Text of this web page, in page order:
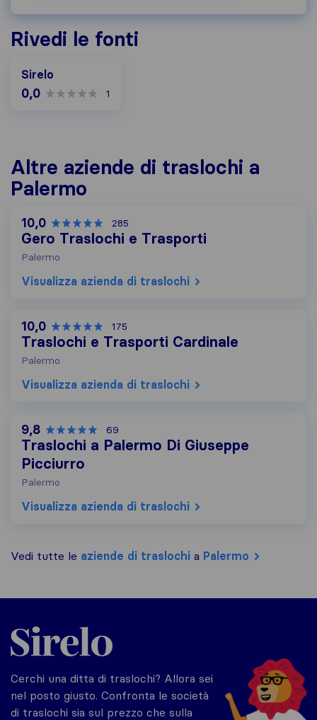
Rivedi le fonti
Sirelo
0,0 1
Altre aziende di traslochi a
Palermo
10,0 285
Gero Traslochi e Trasporti
Palermo
Visualizza azienda di traslochi
10,0 175
Traslochi e Trasporti Cardinale
Palermo
Visualizza azienda di traslochi
9,8 69
Traslochi a Palermo Di Giuseppe
Picciurro
Palermo
Visualizza azienda di traslochi
Vedi tutte le aziende di traslochi a Palermo
Sirelo.it
Cerchi una ditta di traslochi? Allora sei
nel posto giusto. Confronta le società
di traslochi sia sul prezzo che sulla